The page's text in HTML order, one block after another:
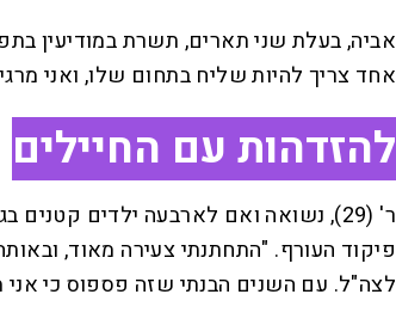
אביה, בעלת שני תארים, תשרת במודיעין
אחד צריך להיות שליח בתחום שלו, ואני
להזדהות עם החיילים
ר' (29), נשואה ואם לארבעה ילדים
פיקוד העורף. "התחתנתי צעירה מאוד,
לצה"ל. עם השנים הבנתי שזה פספוס כי אני